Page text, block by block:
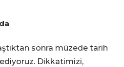
sonra müzede tarih
Dikkatimizi,